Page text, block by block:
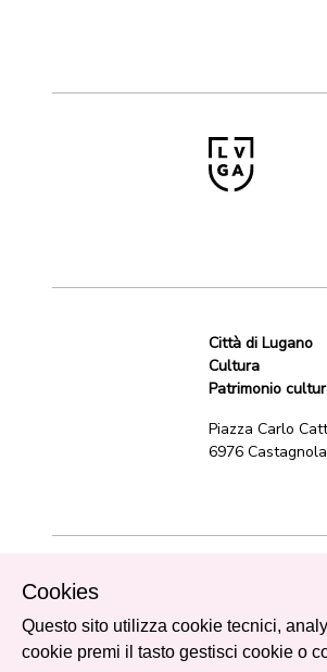
Città di Lugano
Cultura
Patrimonio
Piazza Carlo
6976 Castagnola
Numero di telefono
Titolo del progetto
Accetto le
Cookies
Questo sito utilizza cookie tecnici,
cookie premi il tasto gestisci cookie o